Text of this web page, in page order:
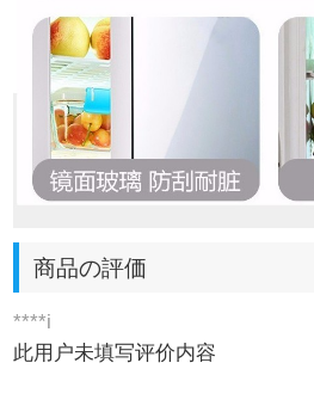
商品の評価
****i
此用户未填写评价内容